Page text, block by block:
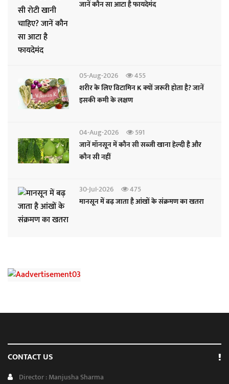
जानें कौन सा आटा है फायदेमंद
05-Aug-2026
455
शरीर के लिए विटामिन K क्यों जरूरी होता है? जानें
इसकी कमी के लक्षण
04-Aug-2026
591
जानें मॉनसून में कौन सी सब्जी खाना हेल्दी है और
कौन सी नहीं
30-Jul-2026
475
मानसून में बढ़ जाता है आंखों के संक्रमण का खतरा
CONTACT US
Director : Manjusha Sharma